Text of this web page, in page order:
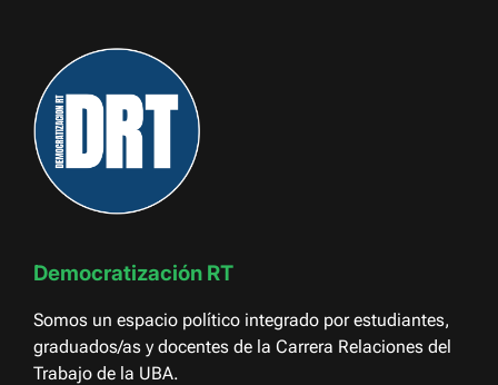
Democratización RT
Somos un espacio político integrado por estudiantes,
graduados/as y docentes de la Carrera Relaciones del
Trabajo de la UBA.